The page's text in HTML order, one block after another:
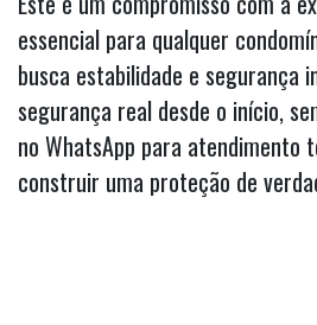
essencial para qualquer
busca estabilidade e segurança
segurança real desde o início,
no WhatsApp para atendimento
construir uma proteção de